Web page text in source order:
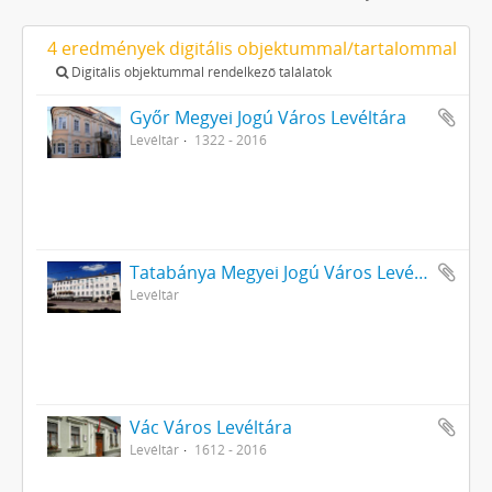
4 eredmények digitális objektummal/tartalommal
Digitális objektummal rendelkező találatok
Győr Megyei Jogú Város Levéltára
Levéltár 1322 - 2016
Tatabánya Megyei Jogú Város Levéltára
Levéltár
Vác Város Levéltára
Levéltár 1612 - 2016